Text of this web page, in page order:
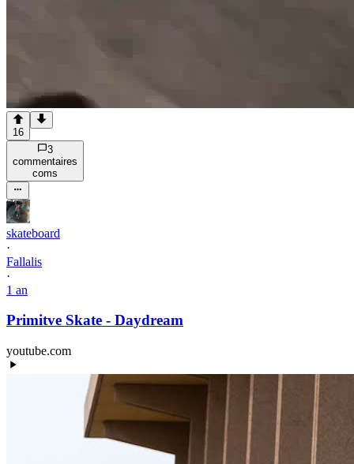
16
3
commentaires
coms
skateboard
·
Fallalis
·
1 an
Primitve Skate - Daydream
youtube.com